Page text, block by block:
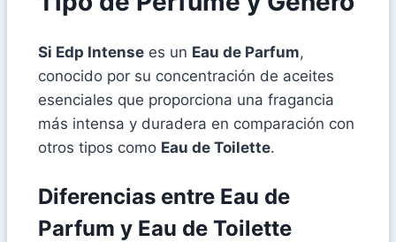
Si Edp Intense es un Eau de Parfum,
conocido por su concentración de aceites
esenciales que proporciona una fragancia
más intensa y duradera en comparación con
otros tipos como Eau de Toilette.
Diferencias entre Eau de
Parfum y Eau de Toilette